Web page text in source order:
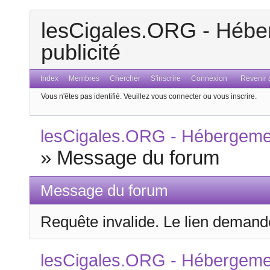
lesCigales.ORG -
publicité
Index Membres Chercher S'inscrire Connexion Revenir
Vous n'êtes pas identifié. Veuillez vous connecter ou vous inscrire.
lesCigales.ORG -
» Message du forum
Message du forum
Requête invalide. Le lien
lesCigales.ORG -